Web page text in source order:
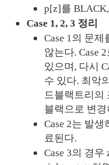
p[z]를
Case 1, 2, 3 정리
Case 1의 문
않는다. Case
있으며, 다시
수 있다. 최악
드블랙트리의
블랙으로 변
Case 2는 발생
료된다.
Case 3의 경